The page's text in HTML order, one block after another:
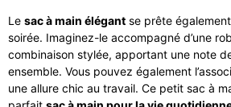
Le sac à main élégant se prête
soirée. Imaginez-le accompagné d’une
combinaison stylée, apportant une note
ensemble. Vous pouvez également
une allure chic au travail. Ce petit sac à